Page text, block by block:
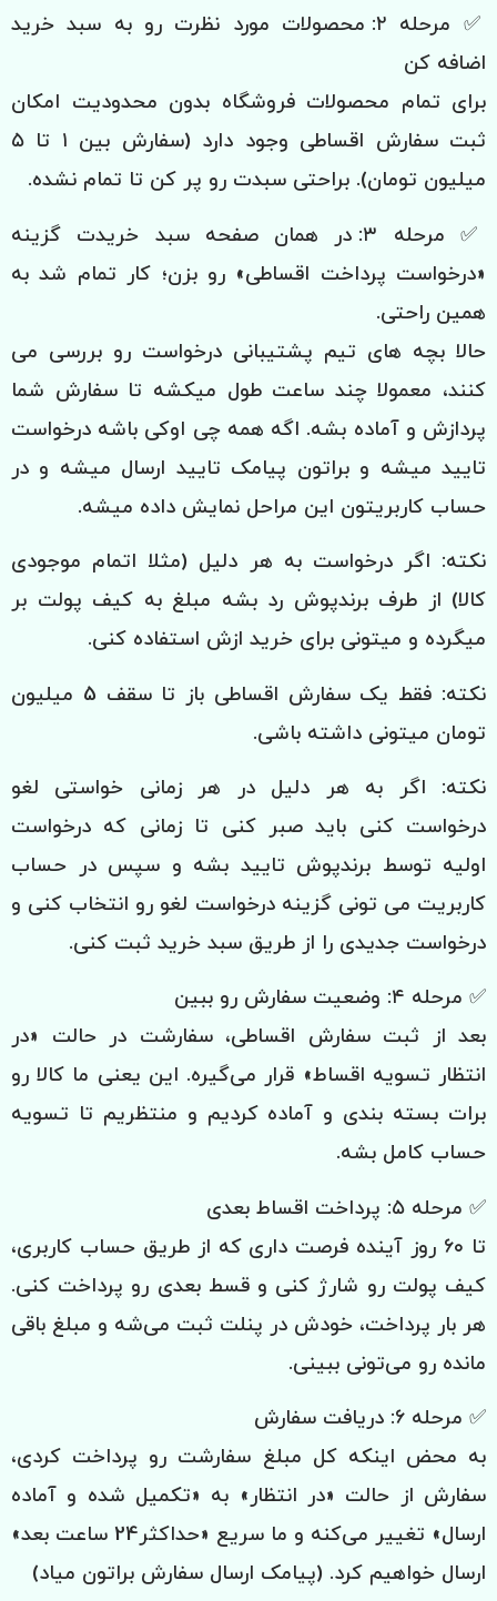
✅ مرحله ۲: محصولات مورد نظرت رو به سبد خرید
اضافه کن
برای تمام محصولات فروشگاه بدون محدودیت امکان
ثبت سفارش اقساطی وجود دارد (سفارش بین ۱ تا ۵
میلیون تومان). براحتی سبدت رو پر کن تا تمام نشده.
✅ مرحله ۳: در همان صفحه سبد خریدت گزینه
«درخواست پرداخت اقساطی» رو بزن؛ کار تمام شد به
همین راحتی.
حالا بچه های تیم پشتیبانی درخواست رو بررسی می
کنند، معمولا چند ساعت طول میکشه تا سفارش شما
پردازش و آماده بشه. اگه همه چی اوکی باشه درخواست
تایید میشه و براتون پیامک تایید ارسال میشه و در
حساب کاربریتون این مراحل نمایش داده میشه.
نکته: اگر درخواست به هر دلیل (مثلا اتمام موجودی
کالا) از طرف برندپوش رد بشه مبلغ به کیف پولت بر
میگرده و میتونی برای خرید ازش استفاده کنی.
نکته: فقط یک سفارش اقساطی باز تا سقف 5 میلیون
تومان میتونی داشته باشی.
نکته: اگر به هر دلیل در هر زمانی خواستی لغو
درخواست کنی باید صبر کنی تا زمانی که درخواست
اولیه توسط برندپوش تایید بشه و سپس در حساب
کاربریت می تونی گزینه درخواست لغو رو انتخاب کنی و
درخواست جدیدی را از طریق سبد خرید ثبت کنی.
✅ مرحله ۴: وضعیت سفارش رو ببین
بعد از ثبت سفارش اقساطی، سفارشت در حالت «در
انتظار تسویه اقساط» قرار می‌گیره. این یعنی ما کالا رو
برات بسته بندی و آماده کردیم و منتظریم تا تسویه
حساب کامل بشه.
✅ مرحله ۵: پرداخت اقساط بعدی
تا ۶۰ روز آینده فرصت داری که از طریق حساب کاربری،
کیف پولت رو شارژ کنی و قسط بعدی رو پرداخت کنی.
هر بار پرداخت، خودش در پنلت ثبت می‌شه و مبلغ باقی
مانده رو می‌تونی ببینی.
✅ مرحله ۶: دریافت سفارش
به محض اینکه کل مبلغ سفارشت رو پرداخت کردی،
سفارش از حالت «در انتظار» به «تکمیل شده و آماده
ارسال» تغییر می‌کنه و ما سریع «حداکثر24 ساعت بعد»
ارسال خواهیم کرد. (پیامک ارسال سفارش براتون میاد)